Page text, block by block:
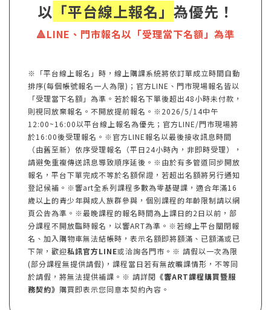
以 「平台線上報名」 為優先！
🔺LINE、門市報名以「受理當下名額」為準
※「平台線上報名」時，線上購課系統將依訂單成立時間自動
排序(每個帳號報名一人為限)；官方LINE、門市現場報名皆以
「受理當下名額」為準。若於報名下單後超出48小時未付款，
則視同放棄報名。不開放提前報名。※2026/5/14中午
12:00~16:00以平台線上報名為優先；官方LINE/門市現場將
於16:00後受理報名。※官方LINE報名以最後接收訊息時間
（由舊至新）依序受理報名（平日24小時內，非即時受理），
請避免重複傳送訊息導致順序延後。※由於有多管道同步開放
報名，平台下單完成不等於名額保證，若超出名額將另行通知
登記候補。※響art全系列課程多數為零基礎課，適合年滿16
歲以上的青少年與成人族群參與，個別課程的年齡限制請以網
頁公告為準。※最晚課程的報名時間為上課日的2日以前，部
分課程不開放臨時報名，以響ART為準。※若線上平台關閉報
名、加入購物車無法結帳時，表示名額即將額滿、已額滿或已
下架，歡迎私訊官方LINE或洽詢各門市。※ 請假以一次為限
(部分課程無提供請假)，課程當日若有無故曠課情形，不等同
於請假，將無法提供補課。※ 請詳閱 《響ART課程購買暨服
務契約》 購買即表示您同意本契約內容。